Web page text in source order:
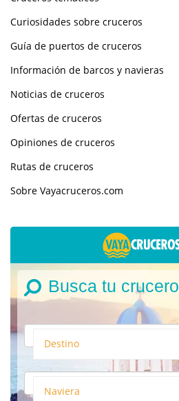
Curiosidades sobre cruceros
Guía de puertos de cruceros
Información de barcos y navieras
Noticias de cruceros
Ofertas de cruceros
Opiniones de cruceros
Rutas de cruceros
Sobre Vayacruceros.com
Busca tu crucero
Destino
Naviera